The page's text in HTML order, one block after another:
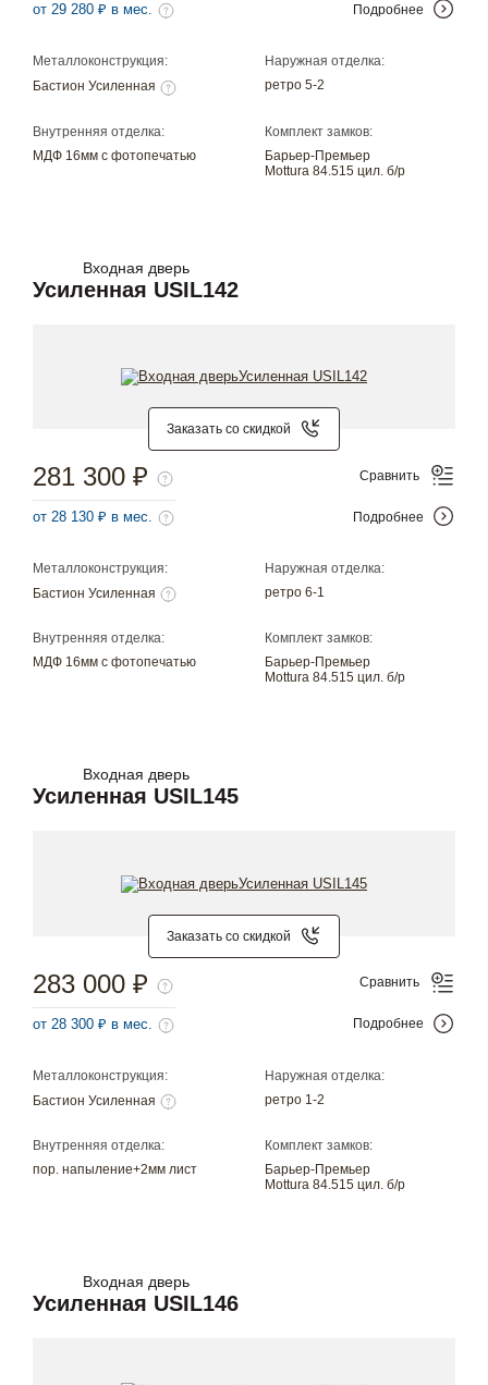
Металлоконструкция:
Бастион Усиленная
Наружная отделка:
ретро 5-2
Внутренняя отделка:
МДФ 16мм с фотопечатью
Комплект замков:
Барьер-Премьер
Mottura 84.515 цил. б/р
от 29 280 ₽ в мес. Подробнее
Входная дверь
Усиленная USIL142
Заказать со скидкой
Металлоконструкция:
Бастион Усиленная
Наружная отделка:
ретро 6-1
Внутренняя отделка:
МДФ 16мм с фотопечатью
Комплект замков:
Барьер-Премьер
Mottura 84.515 цил. б/р
281 300 ₽
от 28 130 ₽ в мес.
Сравнить
Подробнее
Входная дверь
Усиленная USIL145
Заказать со скидкой
Металлоконструкция:
Бастион Усиленная
Наружная отделка:
ретро 1-2
Внутренняя отделка:
пор. напыление+2мм лист
Комплект замков:
Барьер-Премьер
Mottura 84.515 цил. б/р
283 000 ₽
от 28 300 ₽ в мес.
Сравнить
Подробнее
Входная дверь
Усиленная USIL146